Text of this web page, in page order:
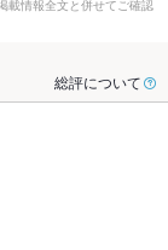
載情報全文と併せてご確認
総評について